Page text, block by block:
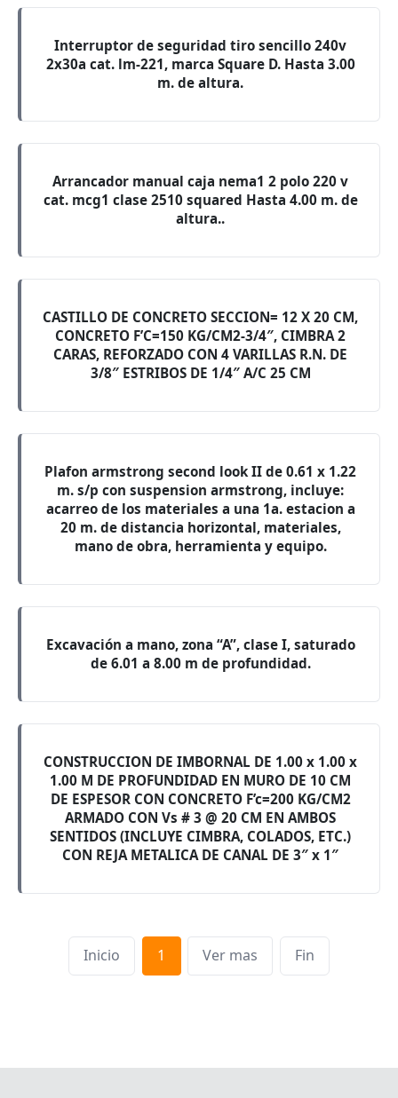
Interruptor de seguridad tiro sencillo 240v
2x30a cat. lm-221, marca Square D. Hasta 3.00
m. de altura.
Arrancador manual caja nema1 2 polo 220 v
cat. mcg1 clase 2510 squared Hasta 4.00 m. de
altura..
CASTILLO DE CONCRETO SECCION= 12 X 20 CM,
CONCRETO F’C=150 KG/CM2-3/4″, CIMBRA 2
CARAS, REFORZADO CON 4 VARILLAS R.N. DE
3/8″ ESTRIBOS DE 1/4″ A/C 25 CM
Plafon armstrong second look II de 0.61 x 1.22
m. s/p con suspension armstrong, incluye:
acarreo de los materiales a una 1a. estacion a
20 m. de distancia horizontal, materiales,
mano de obra, herramienta y equipo.
Excavación a mano, zona “A”, clase I, saturado
de 6.01 a 8.00 m de profundidad.
CONSTRUCCION DE IMBORNAL DE 1.00 x 1.00 x
1.00 M DE PROFUNDIDAD EN MURO DE 10 CM
DE ESPESOR CON CONCRETO F’c=200 KG/CM2
ARMADO CON Vs # 3 @ 20 CM EN AMBOS
SENTIDOS (INCLUYE CIMBRA, COLADOS, ETC.)
CON REJA METALICA DE CANAL DE 3″ x 1″
Inicio 1 Ver mas Fin